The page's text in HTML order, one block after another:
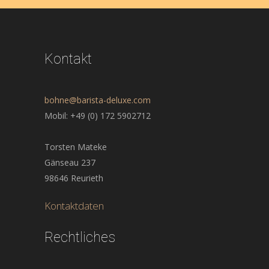
Kontakt
bohne@barista-deluxe.com
Mobil: +49 (0) 172 5902712
Torsten Mateke
Gänseau 237
98646 Reurieth
Kontaktdaten
Rechtliches